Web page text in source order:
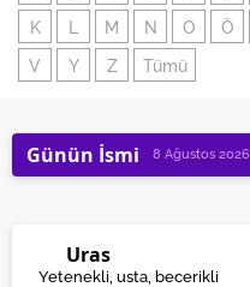
K
M N O Ö
V
Y Z Tümü
Günün İsmi 8 Ağustos 2026
Uras
Yetenekli, usta, becerikli